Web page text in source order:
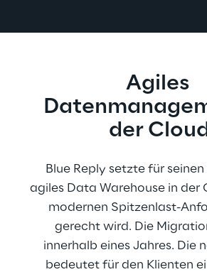
Agiles
der
Blue Reply setzte für
agiles Data Warehouse in der
modernen Spitzenlast-
gerecht wird. Die
innerhalb eines Jahres. Die
bedeutet für den Klienten